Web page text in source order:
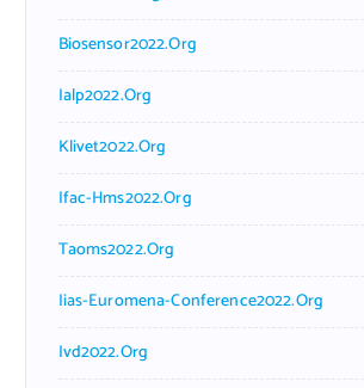
Biosensor2022.org
Ialp2022.org
Klivet2022.org
Ifac-Hms2022.org
Taoms2022.org
Iias-Euromena-Conference2022.org
Ivd2022.org